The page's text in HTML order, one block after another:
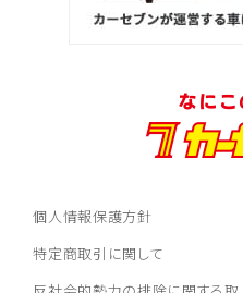
個人情報保護方針
特定商取引に関して